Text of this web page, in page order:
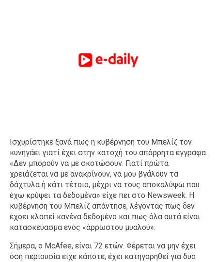
Ισχυρίστηκε ξανά πως η κυβέρνηση του Μπελίζ τον
κυνηγάει γιατί έχει στην κατοχή του απόρρητα έγγραφα.
«Δεν μπορούν να με σκοτώσουν. Γιατί πρώτα
χρειάζεται να με ανακρίνουν, να μου βγάλουν τα
δάχτυλα ή κάτι τέτοιο, μέχρι να τους αποκαλύψω που
έχω κρύψει τα δεδομένα» είχε πει στο Newsweek. Η
κυβέρνηση του Μπελίζ απάντησε, λέγοντας πως δεν
έχοει κλαπεί κανένα δεδομένο και πως όλα αυτά είναι
κατασκεύασμα ενός «άρρωστου μυαλού».
Σήμερα, ο McAfee, είναι 72 ετών. Φέρεται να μην έχει
όση περιουσία είχε κάποτε, έχει κατηγορηθεί για δυο